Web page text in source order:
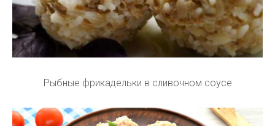
Рыбные фрикадельки в сливочном соусе